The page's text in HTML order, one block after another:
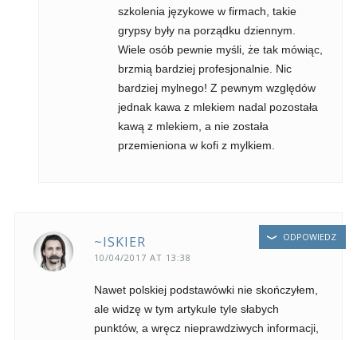
szkolenia językowe w firmach, takie
grypsy były na porządku dziennym.
Wiele osób pewnie myśli, że tak mówiąc,
brzmią bardziej profesjonalnie. Nic
bardziej mylnego! Z pewnym względów
jednak kawa z mlekiem nadal pozostała
kawą z mlekiem, a nie została
przemieniona w kofi z mylkiem.
~ISKIER
10/04/2017 AT 13:38
Nawet polskiej podstawówki nie skończyłem,
ale widzę w tym artykule tyle słabych
punktów, a wręcz nieprawdziwych informacji,
ODPOWIEDZ